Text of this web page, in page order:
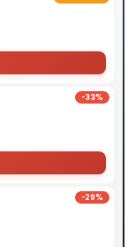
-33%
-29%